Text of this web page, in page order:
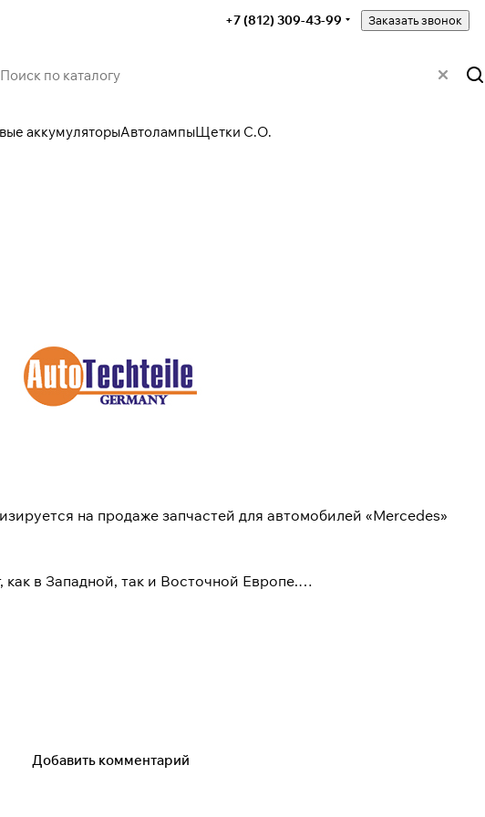
+7 (812) 309-43-99 Заказать звонок
аккумуляторыАвтолампыЩетки С.О.
на продаже запчастей для автомобилей «Mercedes»
в Западной, так и Восточной Европе.
это продажа запчастей европейского качества по приемлемой
техническую и гарантийную поддержку.
по подбору запчастей, профессионалы с большим опытом
Добавить комментарий